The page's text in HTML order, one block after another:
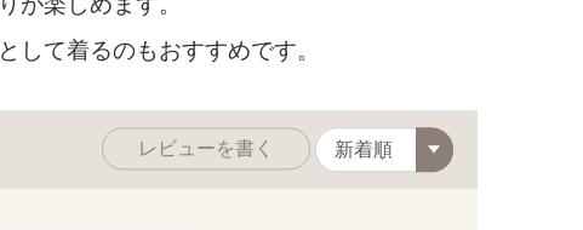
て着るのもおすすめです。
レビューを書く